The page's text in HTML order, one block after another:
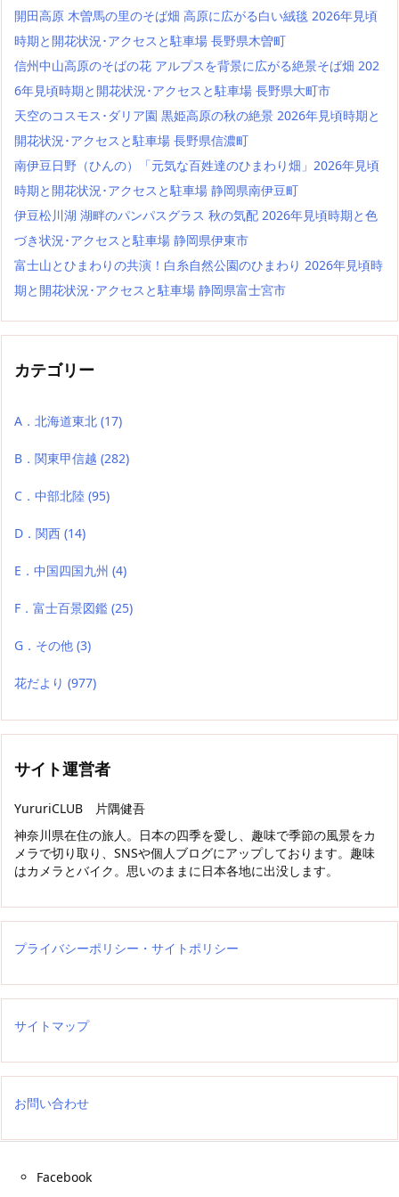
開田高原 木曽馬の里のそば畑 高原に広がる白い絨毯 2026年見頃
時期と開花状況･アクセスと駐車場 長野県木曽町
信州中山高原のそばの花 アルプスを背景に広がる絶景そば畑 202
6年見頃時期と開花状況･アクセスと駐車場 長野県大町市
天空のコスモス･ダリア園 黒姫高原の秋の絶景 2026年見頃時期と
開花状況･アクセスと駐車場 長野県信濃町
南伊豆日野（ひんの）「元気な百姓達のひまわり畑」2026年見頃
時期と開花状況･アクセスと駐車場 静岡県南伊豆町
伊豆松川湖 湖畔のパンパスグラス 秋の気配 2026年見頃時期と色
づき状況･アクセスと駐車場 静岡県伊東市
富士山とひまわりの共演！白糸自然公園のひまわり 2026年見頃時
期と開花状況･アクセスと駐車場 静岡県富士宮市
カテゴリー
A．北海道東北 (17)
B．関東甲信越 (282)
C．中部北陸 (95)
D．関西 (14)
E．中国四国九州 (4)
F．富士百景図鑑 (25)
G．その他 (3)
花だより (977)
サイト運営者
YururiCLUB 片隅健吾
神奈川県在住の旅人。日本の四季を愛し、趣味で季節の風景をカ
メラで切り取り、SNSや個人ブログにアップしております。趣味
はカメラとバイク。思いのままに日本各地に出没します。
プライバシーポリシー・サイトポリシー
サイトマップ
お問い合わせ
Facebook